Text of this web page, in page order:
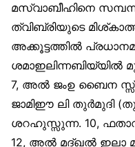
മസ്വാബീഹിനെ
ത്വിബ്‌രിയുടെ
അക്കൂട്ടത്തില്‍
7, അല്‍ ജംഉ ബൈന
ജാമിഈ ലി തുര്‍മുദി
ശറഹുസ്സുന്ന. 10,
12, അല്‍ മദ്ഖല്‍ ഇലാ